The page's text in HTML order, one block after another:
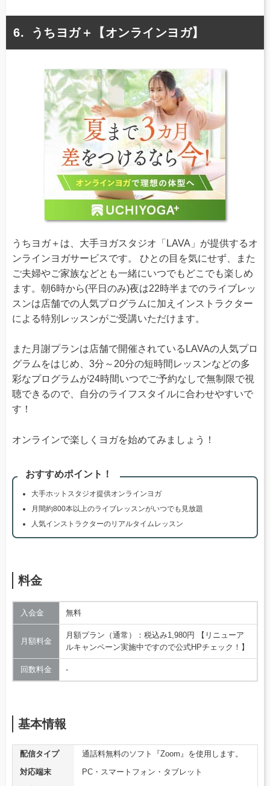
うちヨガ＋【オンラインヨガ】
うちヨガ＋は、大手ヨガスタジオ「LAVA」が提供するオ
ンラインヨガサービスです。 ひとの目を気にせず、また
ご夫婦やご家族などとも一緒にいつでもどこでも楽しめ
ます。朝6時から(平日のみ)夜は22時半までのライブレッ
スンは店舗での人気プログラムに加えインストラクター
による特別レッスンがご受講いただけます。
また月謝プランは店舗で開催されているLAVAの人気プロ
グラムをはじめ、3分～20分の短時間レッスンなどの多
彩なプログラムが24時間いつでご予約なしで無制限で視
聴できるので、自分のライフスタイルに合わせやすいで
す！
オンラインで楽しくヨガを始めてみましょう！
おすすめポイント！
大手ホットスタジオ提供オンラインヨガ
月間約800本以上のライブレッスンがいつでも見放題
人気インストラクターのリアルタイムレッスン
料金
入会金 無料
月額料金
月額プラン（通常）：税込み1,980円 【リニューア
ルキャンペーン実施中ですので公式HPチェック！】
回数料金 ‐
基本情報
配信タイプ
通話料無料のソフト『Zoom』を使用します。
対応端末
PC・スマートフォン・タブレット